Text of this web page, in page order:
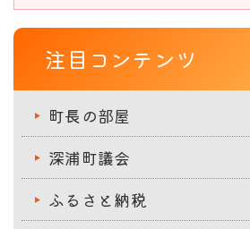
注目コンテンツ
町長の部屋
深浦町議会
ふるさと納税